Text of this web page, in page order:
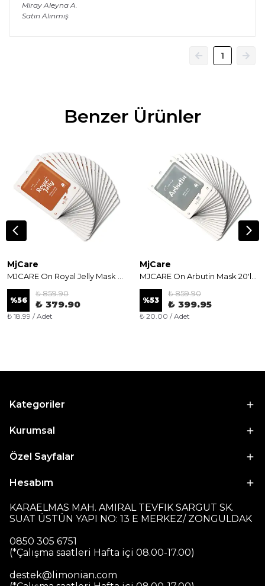
Miray Aleyna A.
Satın Alınmış
1
Benzer Ürünler
MjCare
%56
₺ 859.90
₺ 379.90
₺ 18.99 / Adet
MjCare
%53
₺ 859.90
₺ 399.95
₺ 20.00 / Adet
Kategoriler
Kurumsal
Özel Sayfalar
Hesabım
KARAELMAS MAH. AMIRAL TEVFIK SARGUT SK.
SUAT ÜSTÜN YAPI NO: 13 E MERKEZ/ ZONGULDAK
0850 305 6751
(*Çalışma saatleri Hafta içi 08.00-17.00)
destek@limonian.com